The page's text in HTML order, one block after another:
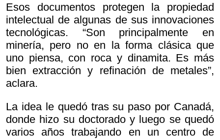
Esos documentos protegen la propiedad
intelectual de algunas de sus innovaciones
tecnológicas. “Son principalmente en
minería, pero no en la forma clásica que
uno piensa, con roca y dinamita. Es más
bien extracción y refinación de metales”,
aclara.
La idea le quedó tras su paso por Canadá,
donde hizo su doctorado y luego se quedó
varios años trabajando en un centro de